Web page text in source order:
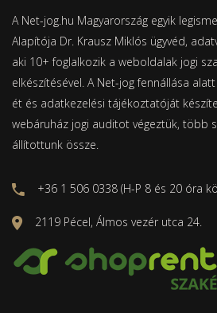
A Net-jog.hu Magyarország egyik
Alapítója Dr. Krausz Miklós ügyvéd,
aki 10+ foglalkozik a weboldalak jogi
elkészítésével. A Net-jog fennállása
ét és adatkezelési tájékoztatóját
webáruház jogi auditot végeztük, több
állítottunk össze.
+36 1 506 0338 (H-P 8 és 20 óra
2119 Pécel, Álmos vezér utca 24.